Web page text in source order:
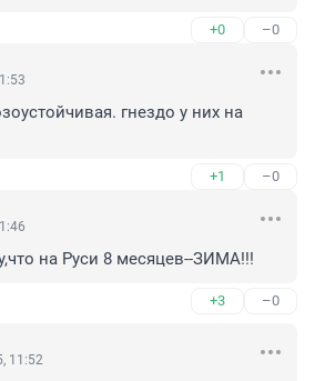
+0 –0
гнездо у них на
+1 –0
на Руси 8 месяцев--ЗИМА!!!
+3 –0
11:52